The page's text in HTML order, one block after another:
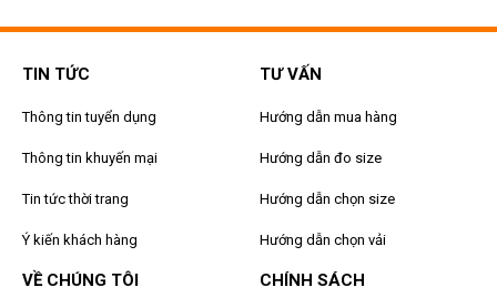
TIN TỨC
Thông tin tuyển dụng
Thông tin khuyến mại
Tin tức thời trang
Ý kiến khách hàng
TƯ VẤN
Hướng dẫn mua hàng
Hướng dẫn đo size
Hướng dẫn chọn size
Hướng dẫn chọn vải
VỀ CHÚNG TÔI CHÍNH SÁCH